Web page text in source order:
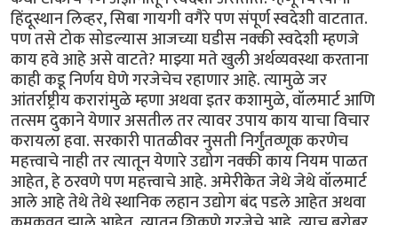
हिंदूस्थान लिव्हर, सिबा गायगी वगैरे पण संपूर्ण स्वदेशी वाटतात.
पण तसे टोक सोडल्यास आजच्या घडीस नक्की स्वदेशी म्हणजे
काय हवे आहे असे वाटते? माझ्या मते खुली अर्थव्यवस्था करताना
काही कडू निर्णय घेणे गरजेचेच रहाणार आहे. त्यामुळे जर
आंतर्राष्ट्रीय करारांमुळे म्हणा अथवा इतर कशामुळे, वॉलमार्ट आणि
तत्सम दुकाने येणार असतील तर त्यावर उपाय काय याचा विचार
करायला हवा. सरकारी पातळीवर नुसती निर्गुंतव्णूक करणेच
महत्त्वाचे नाही तर त्यातून येणारे उद्योग नक्की काय नियम पाळत
आहेत, हे ठरवणे पण महत्त्वाचे आहे. अमेरीकेत जेथे जेथे वॉलमार्ट
आले आहे तेथे तेथे स्थानिक लहान उद्योग बंद पडले आहेत अथवा